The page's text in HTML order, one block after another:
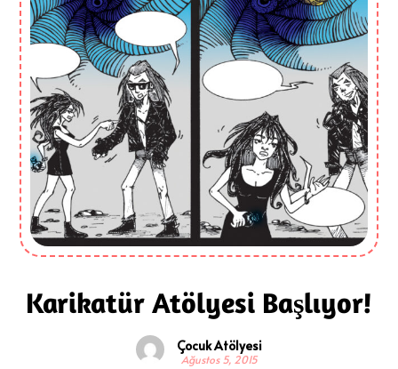
Karikatür Atölyesi Başlıyor!
Çocuk Atölyesi
Ağustos 5, 2015